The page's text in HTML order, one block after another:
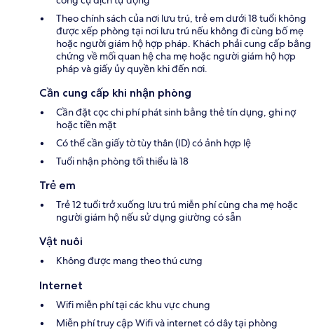
Theo chính sách của nơi lưu trú, trẻ em dưới 18 tuổi không
được xếp phòng tại nơi lưu trú nếu không đi cùng bố mẹ
hoặc người giám hộ hợp pháp. Khách phải cung cấp bằng
chứng về mối quan hệ cha mẹ hoặc người giám hộ hợp
pháp và giấy ủy quyền khi đến nơi.
Cần cung cấp khi nhận phòng
Cần đặt cọc chi phí phát sinh bằng thẻ tín dụng, ghi nợ
hoặc tiền mặt
Có thể cần giấy tờ tùy thân (ID) có ảnh hợp lệ
Tuổi nhận phòng tối thiểu là 18
Trẻ em
Trẻ 12 tuổi trở xuống lưu trú miễn phí cùng cha mẹ hoặc
người giám hộ nếu sử dụng giường có sẵn
Vật nuôi
Không được mang theo thú cưng
Internet
Wifi miễn phí tại các khu vực chung
Miễn phí truy cập Wifi và internet có dây tại phòng